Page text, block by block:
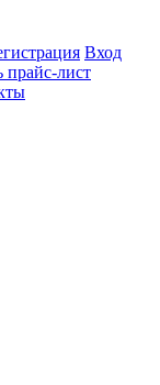
Вход
прайс-лист